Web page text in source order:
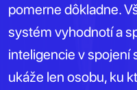
pomerne dôkladne.
systém vyhodnotí a
inteligencie v spojení
ukáže len osobu, ku